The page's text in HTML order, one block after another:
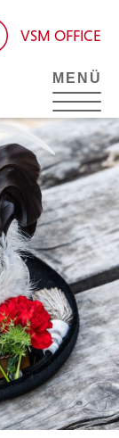
VSM OFFICE
MENÜ